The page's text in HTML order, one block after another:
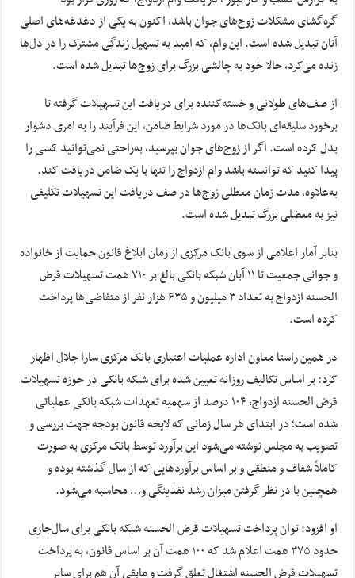
گره‌گشای مشکلات زوج‌های جوان باشد، اکنون به یکی از دغدغه‌های اصلی
آنان تبدیل شده است. این وام، که امید به تسهیل زندگی مشترک را در دل‌ها
زنده می‌کرد، حالا خود به چالشی بزرگ برای زوج‌ها تبدیل شده است.
از صف‌های طولانی و خسته‌کننده برای دریافت این تسهیلات گرفته تا
برخورد سلیقه‌ای بانک‌ها در مورد شرایط ضامن، این فرآیند را به امری دشوار
بدل کرده است. اگر از زوج‌های جوان بپرسید، به‌راحتی نمی‌توانید کسی را
پیدا کنید که توانسته باشد وام ازدواج را تنها با یک ضامن دریافت کند.
به‌علاوه، مدت زمان معطلی زوج‌ها در صف دریافت این تسهیلات تکلیفی
نیز به معضلی بزرگ تبدیل شده است.
بنابر آمار اعلامی از سوی بانک مرکزی از زمان ابلاغ قانون حمایت از خانواده
و جوانی جمعیت تا ۱۱ آبان شبکه بانکی بالغ بر ۷۱۰ همت تسهیلات قرض
الحسنه ازدواج به تعداد ۳ میلیون و ۶۳۵ هزار نفر از متقاضی‌ها پرداخت
کرده است.
در همین راستا معاون اداره عملیات اعتباری بانک مرکزی سارا جلال اظهار
کرد: بر اساس تکالیف روزانه تعیین شده برای شبکه بانکی در حوزه تسهیلات
قرض الحسنه ازدواج، ۱۰۴ درصد از سهمیه تعهدات شبکه بانکی عملیاتی
شده است؛ در ابتدای هر سال زمانی که لایحه قانون بودجه جهت بررسی و
تصویب به مجلس نوشته می‌شود این برآورد توسط بانک مرکزی به صورت
کاملاً شفاف و منطقی و بر اساس برآورد‌هایی که از سال گذشته بوده و
همچنین با در نظر گرفتن میزان رشد نقدینگی و… محاسبه می‌شود.
او افزود: توان پرداخت تسهیلات قرض الحسنه شبکه بانکی برای سال‌جاری
حدود ۳۷۵ همت اعلام شد که ۱۰۰ همت آن بر اساس قانون، به پرداخت
تسهیلات قرض الحسنه اشتغال تعلق گرفت و مابقی آن هم برای سایر